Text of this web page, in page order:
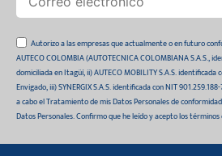
Autorizo a las empresas que actualmente o en futuro
AUTECO COLOMBIA (AUTOTECNICA COLOMBIANA S.A.S.,
domiciliada en Itagüí, ii) AUTECO MOBILITY S.A.S. identificada
Envigado, iii) SYNERGIX S.A.S. identificada con NIT
a cabo el Tratamiento de mis Datos Personales de
Datos Personales. Confirmo que he leído y acepto los términos